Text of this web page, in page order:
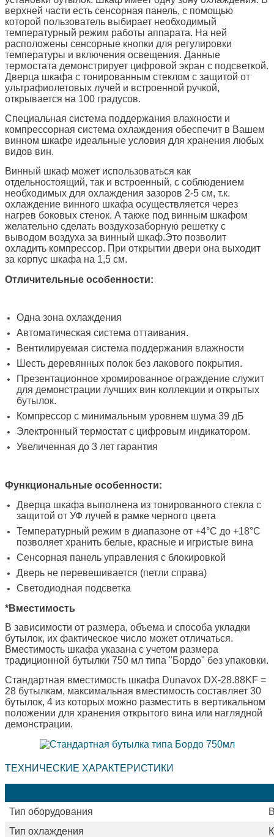
верхней части есть сенсорная панель, с помощью
которой пользователь выбирает необходимый
температурный режим работы аппарата. На ней
расположены сенсорные кнопки для регулировки
температуры и включения освещения. Данные
термостата демонстрирует цифровой экран с подсветкой.
Дверца шкафа с тонированным стеклом c защитой от
ультрафиолетовых лучей и встроенной ручкой,
открывается на 100 градусов.
Специальная система поддержания влажности и
компрессорная система охлаждения обеспечит в Вашем
винном шкафе идеальные условия для хранения любых
видов вин.
Винный шкаф может использоваться как
отдельностоящий, так и встроенный, с соблюдением
необходимых для охлаждения зазоров 2-5 см, т.к.
охлаждение винного шкафа осуществляется через
нагрев боковых стенок. А также под винным шкафом
желательно сделать воздухозаборную решетку с
выводом воздуха за винный шкаф.Это позволит
охладить компрессор. При открытии двери она выходит
за корпус шкафа на 1,5 см.
Отличительные особенности:
Одна зона охлаждения
Автоматическая система оттаивания.
Вентилируемая система поддержания влажности
Шесть деревянных полок без лакового покрытия.
Презентационное хромированное ограждение служит
для демонстрации лучших вин коллекции и открытых
бутылок.
Компрессор с минимальным уровнем шума 39 дБ
Электронный термостат с цифровым индикатором.
Увеличенная до 3 лет гарантия
Функциональные особенности:
Дверца шкафа выполнена из тонированного стекла с
защитой от УФ лучей в рамке черного цвета
Температурный режим в диапазоне от +4°C до +18°C
позволяет хранить белые, красные и игристые вина
Сенсорная панель управления с блокировкой
Дверь не перевешивается (петли справа)
Светодиодная подсветка
*Вместимость
В зависимости от размера, объема и способа укладки
бутылок, их фактическое число может отличаться.
Вместимость шкафа указана с учетом размера
традиционной бутылки 750 мл типа "Бордо" без упаковки.
Стандартная вместимость шкафа Dunavox DX-28.88KF =
28 бутылкам, максимальная вместимость составляет 30
бутылок, 4 из которых можно разместить в вертикальном
положении для хранения открытого вина или наглядной
демонстрации.
ТЕХНИЧЕСКИЕ ХАРАКТЕРИСТИКИ
Тип оборудования
Тип охлаждения